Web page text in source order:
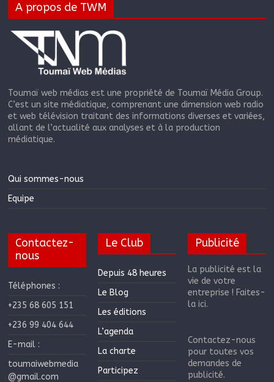
A propos de TWM
Toumaï web médias est une propriété de Toumaï Média Group.
C’est un site médiatique, comprenant une dimension web radio
et web télévision traitant des informations diverses et variées,
allant de l’actualité aux analyses et à la production
médiatique.
Qui sommes-nous
Equipe
Contactez-
nous
Téléphones :
+235 68 605 151
+236 99 404 644
E-mail :
toumaiwebmedia
@gmail.com
Le Club
Depuis 48 heures
Le Blog
Les éditions
L’agenda
La charte
Participez
Publicité
La publicité est la
vie de votre
entreprise ! Faites-
la ici.
Contactez-nous
pour toutes vos
demandes de
publicité.